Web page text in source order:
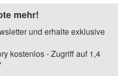
mehr!
und erhalte exklusive
kostenlos - Zugriff auf 1,4